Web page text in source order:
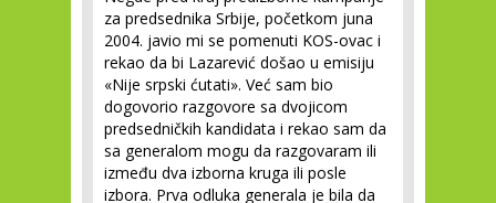
za predsednika Srbije, početkom juna
2004. javio mi se pomenuti KOS-ovac i
rekao da bi Lazarević došao u emisiju
«Nije srpski ćutati». Već sam bio
dogovorio razgovore sa dvojicom
predsedničkih kandidata i rekao sam da
sa generalom mogu da razgovaram ili
između dva izborna kruga ili posle
izbora. Prva odluka generala je bila da